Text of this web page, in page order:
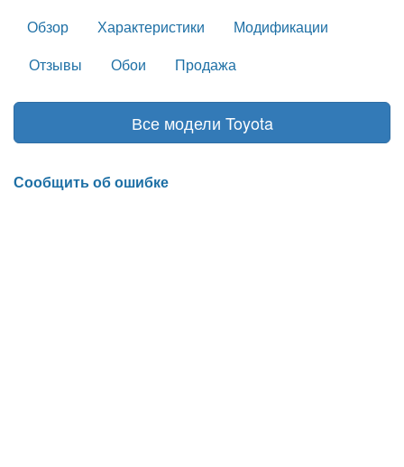
Обзор
Характеристики
Модификации
Отзывы
Обои Продажа
Все модели Toyota
Сообщить об ошибке